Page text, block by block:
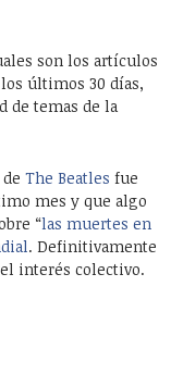
son los artículos
últimos 30 días,
de temas de la
The Beatles fue
mes y que algo
“las muertes en
. Definitivamente
interés colectivo.